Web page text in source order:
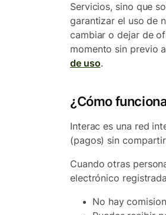
Servicios, sino que
garantizar el uso de
cambiar o dejar de
momento sin previo
de uso.
¿Cómo
Interac es una red
(pagos) sin
Cuando otras
electrónico
No hay